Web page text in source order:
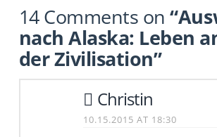
14 Comments on
nach Alaska: Leben
der Zivilisation”
Christin
10.15.2015 AT 18:30